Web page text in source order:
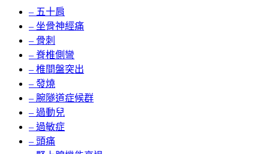
– 五十肩
– 坐骨神經痛
– 骨刺
– 脊椎側彎
– 椎間盤突出
– 發燒
– 腕隧道症候群
– 過動兒
– 過敏症
– 頭痛